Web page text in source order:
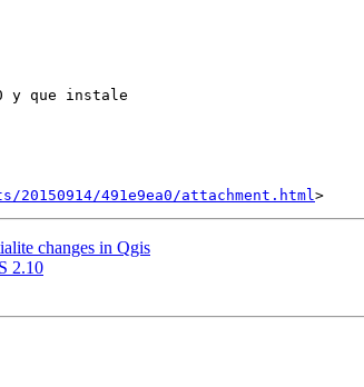
y que instale
491e9ea0/attachment.html
changes in Qgis
2.10